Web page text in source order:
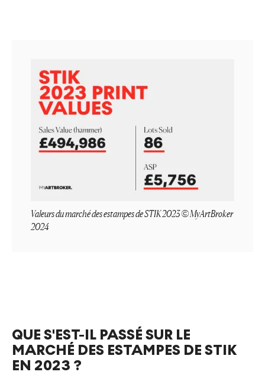
Valeurs du marché des estampes de STIK 2023 © MyArtBroker
2024
QUE S'EST-IL PASSÉ SUR LE
MARCHÉ DES ESTAMPES DE STIK
EN 2023 ?